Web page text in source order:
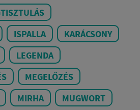
ISPALLA
KARÁCSONY
LEGENDA
MEGELŐZÉS
MIRHA
MUGWORT